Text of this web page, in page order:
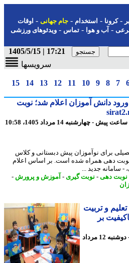
-استخدام- جام جهانی-اوقات
-آب و هوا-تماس-ویدئوهای ورزشی
17:21 | 1405/5/15
سرویسها
8
9
10
11
12
13
14
15
دانش آموزان اعلام شد؛ نوبت
نوآموزان پیش دبستانی و کلاس
دهی همراه شده است. بر اساس اعلام
جدید ...
دهی -نوبت گیری- آموزش و پرورش-
و تربیت
بر
3 روز پیش - دوشنبه 12 مرداد